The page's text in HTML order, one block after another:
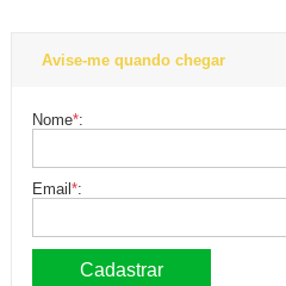
Avise-me quando chegar
Nome*:
Email*: